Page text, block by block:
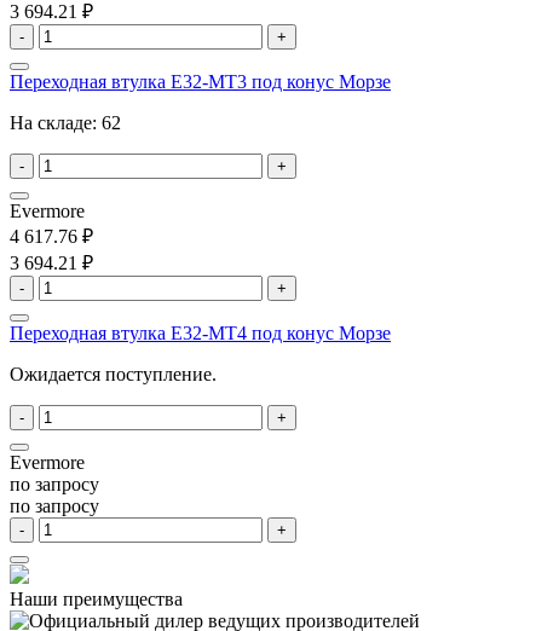
3 694.21 ₽
- +
Переходная втулка E32-MT3 под конус Морзе
На складе: 62
- +
Evermore
4 617.76 ₽
3 694.21 ₽
- +
Переходная втулка E32-MT4 под конус Морзе
Ожидается поступление.
- +
Evermore
по запросу
по запросу
- +
Наши преимущества